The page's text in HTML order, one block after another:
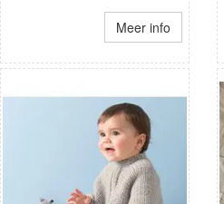
Meer info